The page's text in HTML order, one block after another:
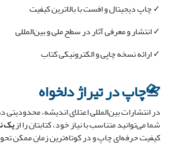
✓ چاپ دیجیتال و افست با بالاترین کیفیت
✓ انتشار و معرفی آثار در سطح ملی و بین‌المللی
✓ ارائه نسخه چاپی و الکترونیکی کتاب
📇چاپ در تیراژ دلخواه
در انتشارات بین‌المللی اعتلای اندیشه،
شما می‌توانید متناسب با نیاز خود، کتابتان را ازیک
کیفیت حرفه‌ای چاپ و در کوتاه‌ترین زمان ممکن